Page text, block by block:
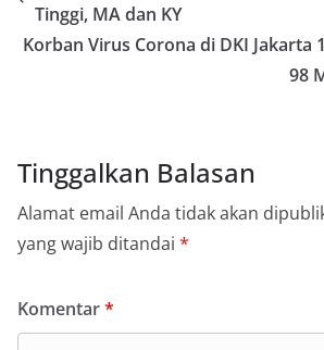
Tinggi, MA dan KY
Korban Virus Corona di DKI Jakarta
98
Tinggalkan Balasan
Alamat email Anda tidak akan
yang wajib ditandai *
Komentar*